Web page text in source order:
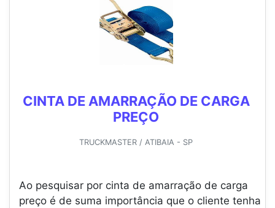
CINTA DE AMARRAÇÃO DE CARGA
PREÇO
TRUCKMASTER / ATIBAIA - SP
Ao pesquisar por cinta de amarração de carga
preço é de suma importância que o cliente tenha